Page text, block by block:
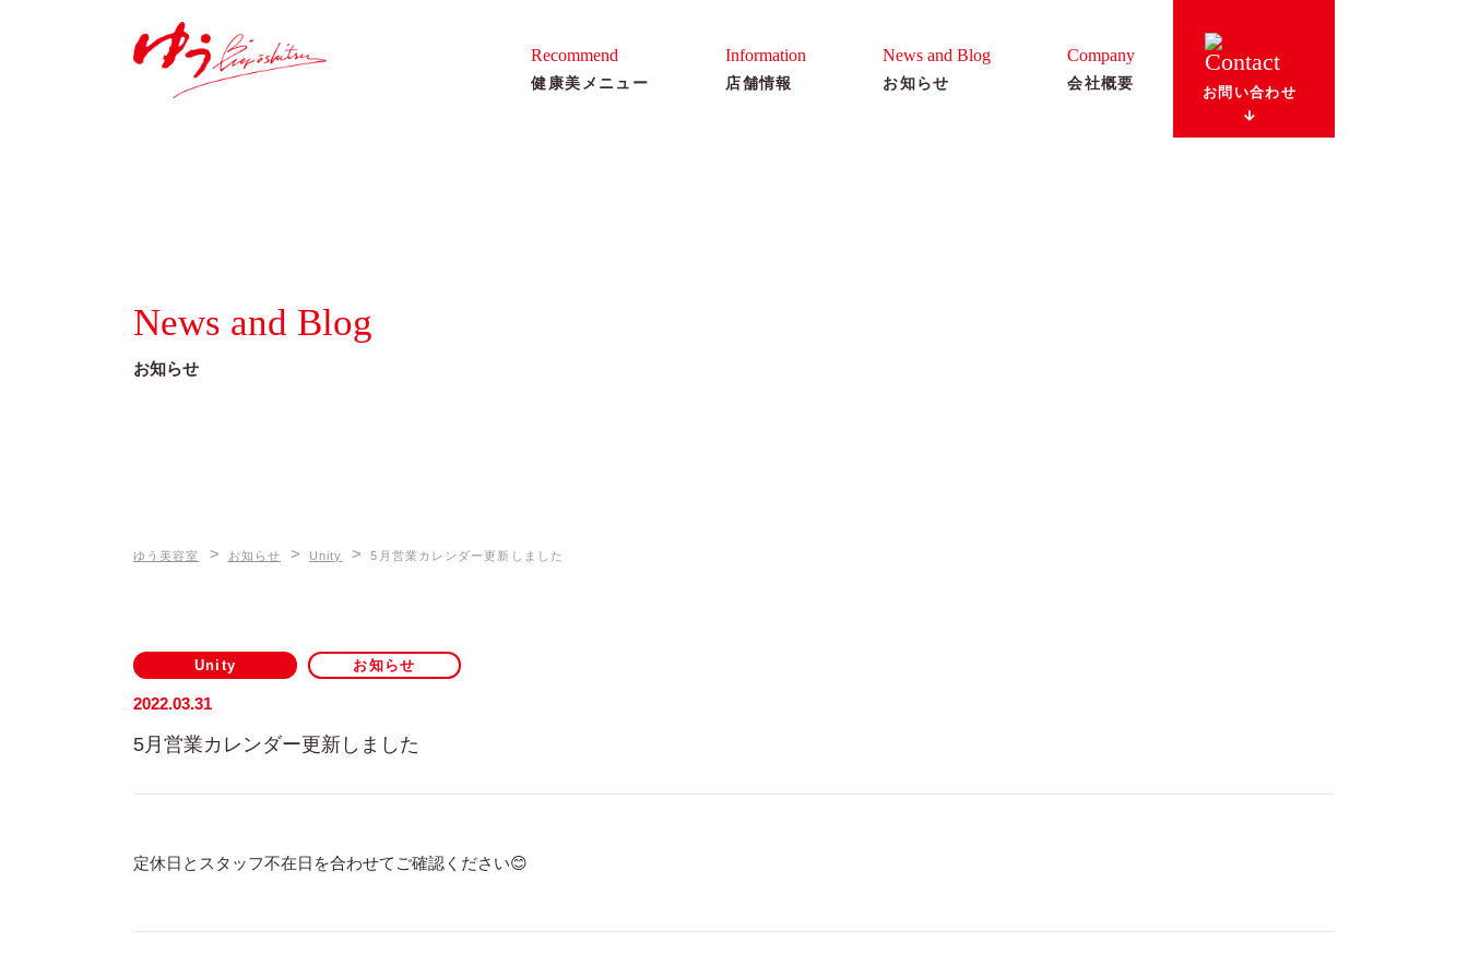
Recommend
健康美メニュー
Information
店舗情報
News and Blog
お知らせ
Company
会社概要
お問い合わせ
News and Blog
お知らせ
ゆう美容室 > お知らせ > Unity > 5月営業カレンダー更新しました
Unity お知らせ
2022.03.31
5月営業カレンダー更新しました
定休日とスタッフ不在日を合わせてご確認ください😊